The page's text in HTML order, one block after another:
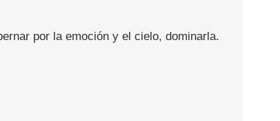
por la emoción y el cielo, dominarla.